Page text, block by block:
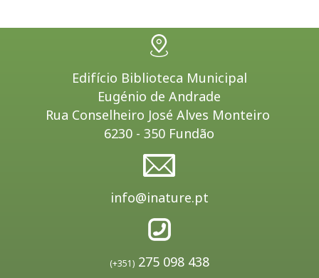
Edifício Biblioteca Municipal
Eugénio de Andrade
Rua Conselheiro José Alves Monteiro
6230 - 350 Fundão
info@inature.pt
(+351) 275 098 438